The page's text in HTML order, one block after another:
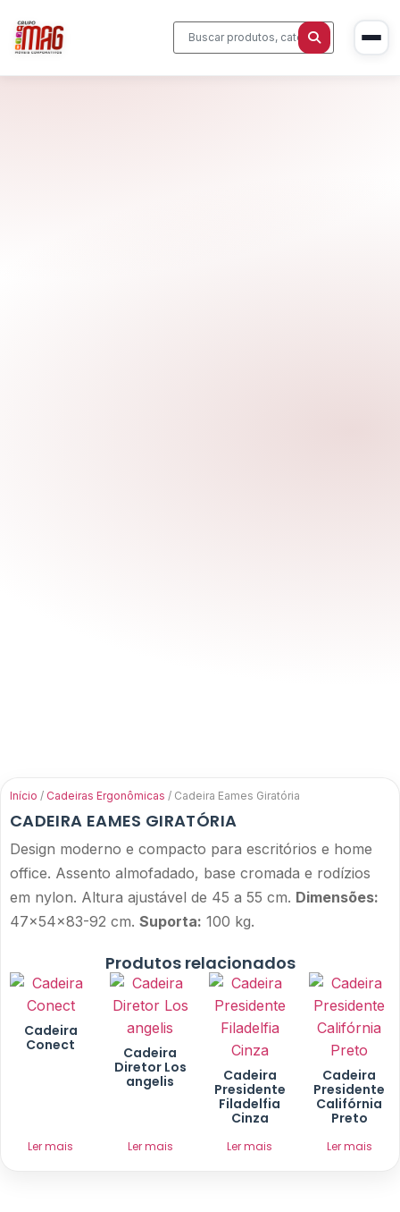
Início / Cadeiras Ergonômicas / Cadeira Eames Giratória
CADEIRA EAMES GIRATÓRIA
Design moderno e compacto para escritórios e home
office. Assento almofadado, base cromada e rodízios
em nylon. Altura ajustável de 45 a 55 cm. Dimensões:
47x54x83-92 cm. Suporta: 100 kg.
Produtos relacionados
Cadeira
Conect
Ler mais
Cadeira
Diretor Los
angelis
Ler mais
Cadeira
Presidente
Filadelfia
Cinza
Ler mais
Cadeira
Presidente
Califórnia
Preto
Ler mais